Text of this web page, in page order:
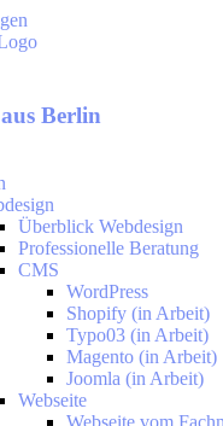
Berlin
Überblick Webdesign
Professionelle Beratung
CMS
WordPress
Shopify (in Arbeit)
Typo03 (in Arbeit)
Magento (in Arbeit)
Joomla (in Arbeit)
Webseite